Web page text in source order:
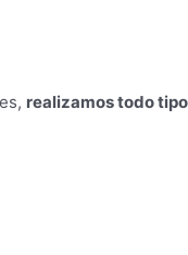
realizamos todo